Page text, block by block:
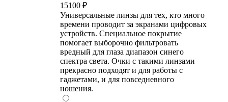
15100 ₽
Универсальные линзы для тех, кто много
времени проводит за экранами цифровых
устройств. Специальное покрытие
помогает выборочно фильтровать
вредный для глаза диапазон синего
спектра света. Очки с такими линзами
прекрасно подходят и для работы с
гаджетами, и для повседневного
ношения.